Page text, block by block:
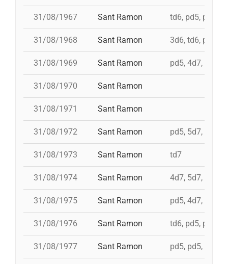
31/08/1967 Sant Ramon td6, pd5, pd5,
31/08/1968 Sant Ramon 3d6, td6, pd5,
31/08/1969 Sant Ramon pd5, 4d7, i td7,
31/08/1970 Sant Ramon
31/08/1971 Sant Ramon
31/08/1972 Sant Ramon pd5, 5d7, td7,
31/08/1973 Sant Ramon td7
31/08/1974 Sant Ramon 4d7, 5d7, 3d7s,
31/08/1975 Sant Ramon pd5, 4d7, 4d7a,
31/08/1976 Sant Ramon td6, pd5, pd5,
31/08/1977 Sant Ramon pd5, pd5, pd5,